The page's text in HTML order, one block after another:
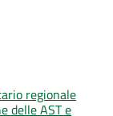
regionale
delle AST e